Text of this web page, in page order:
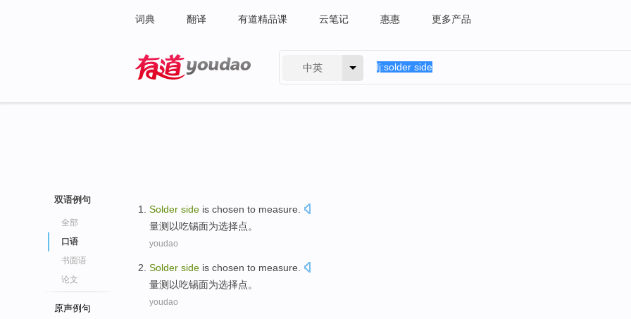
词典 翻译 有道精品课 云笔记 惠惠 更多产品
中英
双语例句
全部
口语
书面语
论文
原声例句
Solder side is chosen to measure
量测 以吃锡面为选择点。
youdao
Solder side is chosen to measure
量测 以吃锡面为选择点。
youdao